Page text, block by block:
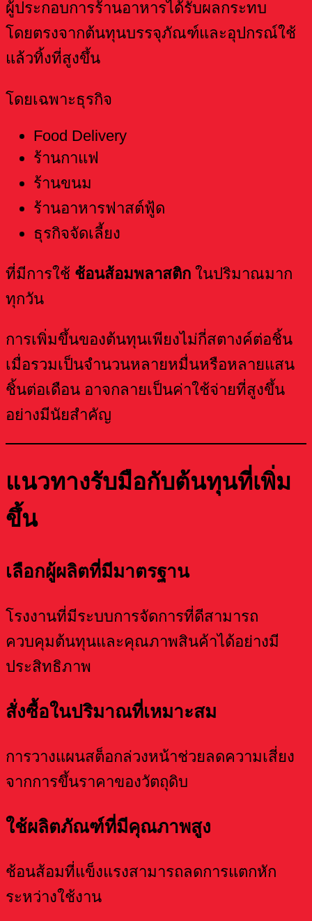
ผู้ประกอบการร้านอาหารได้รับผลกระทบ
โดยตรงจากต้นทุนบรรจุภัณฑ์และอุปกรณ์ใช้
แล้วทิ้งที่สูงขึ้น
โดยเฉพาะธุรกิจ
Food Delivery
ร้านกาแฟ
ร้านขนม
ร้านอาหารฟาสต์ฟู้ด
ธุรกิจจัดเลี้ยง
ที่มีการใช้ ช้อนส้อมพลาสติก ในปริมาณมาก
ทุกวัน
การเพิ่มขึ้นของต้นทุนเพียงไม่กี่สตางค์ต่อชิ้น
เมื่อรวมเป็นจำนวนหลายหมื่นหรือหลายแสน
ชิ้นต่อเดือน อาจกลายเป็นค่าใช้จ่ายที่สูงขึ้น
อย่างมีนัยสำคัญ
แนวทางรับมือกับต้นทุนที่เพิ่ม
ขึ้น
เลือกผู้ผลิตที่มีมาตรฐาน
โรงงานที่มีระบบการจัดการที่ดีสามารถ
ควบคุมต้นทุนและคุณภาพสินค้าได้อย่างมี
ประสิทธิภาพ
สั่งซื้อในปริมาณที่เหมาะสม
การวางแผนสต็อกล่วงหน้าช่วยลดความเสี่ยง
จากการขึ้นราคาของวัตถุดิบ
ใช้ผลิตภัณฑ์ที่มีคุณภาพสูง
ช้อนส้อมที่แข็งแรงสามารถลดการแตกหัก
ระหว่างใช้งาน